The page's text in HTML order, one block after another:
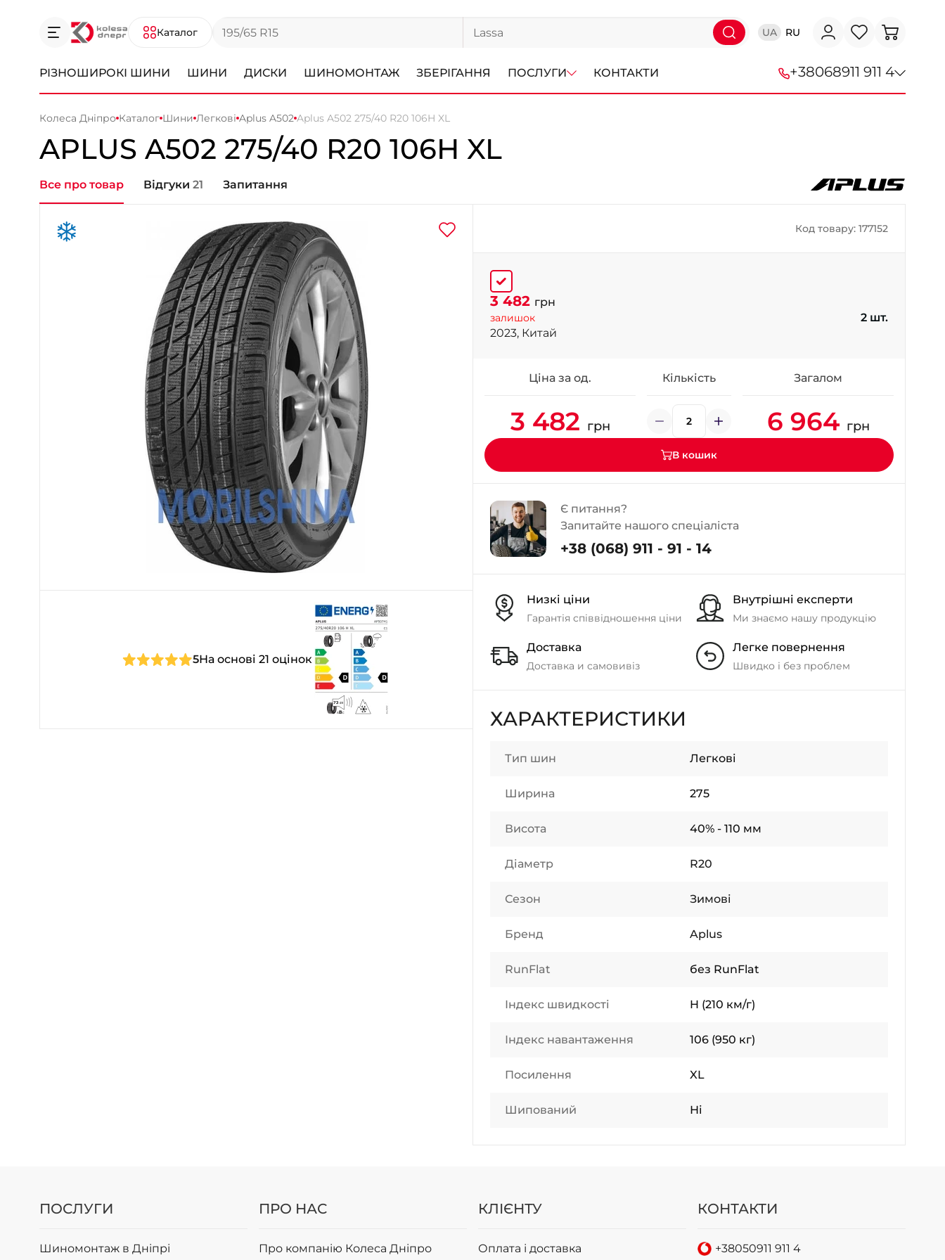
Каталог UA RU
РІЗНОШИРОКІ ШИНИ ШИНИ ДИСКИ ШИНОМОНТАЖ ЗБЕРІГАННЯ ПОСЛУГИ КОНТАКТИ +38068911 911 4
+38 (095) 276-44-44
- Щепкіна
+38 (099)-643-33-77
+38 (068)-923-74-19
Колеса Дніпро Каталог Шини Легкові Aplus A502 Aplus A502 275/40 R20 106H XL
APLUS A502 275/40 R20 106H XL
Все про товар Відгуки 21 Запитання
5На основі 21 оцінок
Код товару: 177152
3 482 грн
залишок
2 шт.
2023, Китай
Ціна за од. Кількість Загалом
3 482 грн 6 964 грн
В кошик
Є питання?
Запитайте нашого спеціаліста
+38 (068) 911 - 91 - 14
Низкі ціни
Гарантія співвідношення ціни
Внутрішні експерти
Ми знаємо нашу продукцію
Доставка
Доставка и самовивіз
Легке повернення
Швидко і без проблем
ХАРАКТЕРИСТИКИ
Тип шин Легкові
Ширина 275
Висота 40% - 110 мм
Діаметр R20
Сезон Зимові
Бренд Aplus
RunFlat без RunFlat
Індекс швидкості H (210 км/г)
Індекс навантаження 106 (950 кг)
Посилення XL
Шипований Ні
ПОСЛУГИ
Шиномонтаж в Дніпрі
ПРО НАС
Про компанію Колеса Дніпро
КЛІЄНТУ
Оплата і доставка
КОНТАКТИ
+38050911 911 4